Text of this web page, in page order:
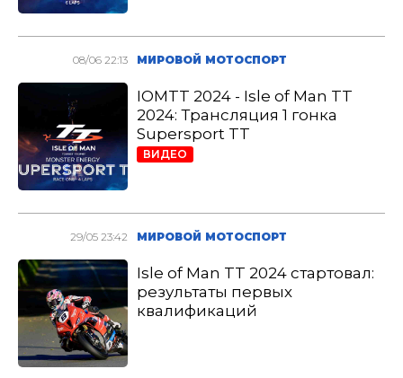
08/06 22:13 МИРОВОЙ МОТОСПОРТ
IOMTT 2024 - Isle of Man TT
2024: Трансляция 1 гонка
Supersport TT
ВИДЕО
29/05 23:42 МИРОВОЙ МОТОСПОРТ
Isle of Man TT 2024 стартовал:
результаты первых
квалификаций